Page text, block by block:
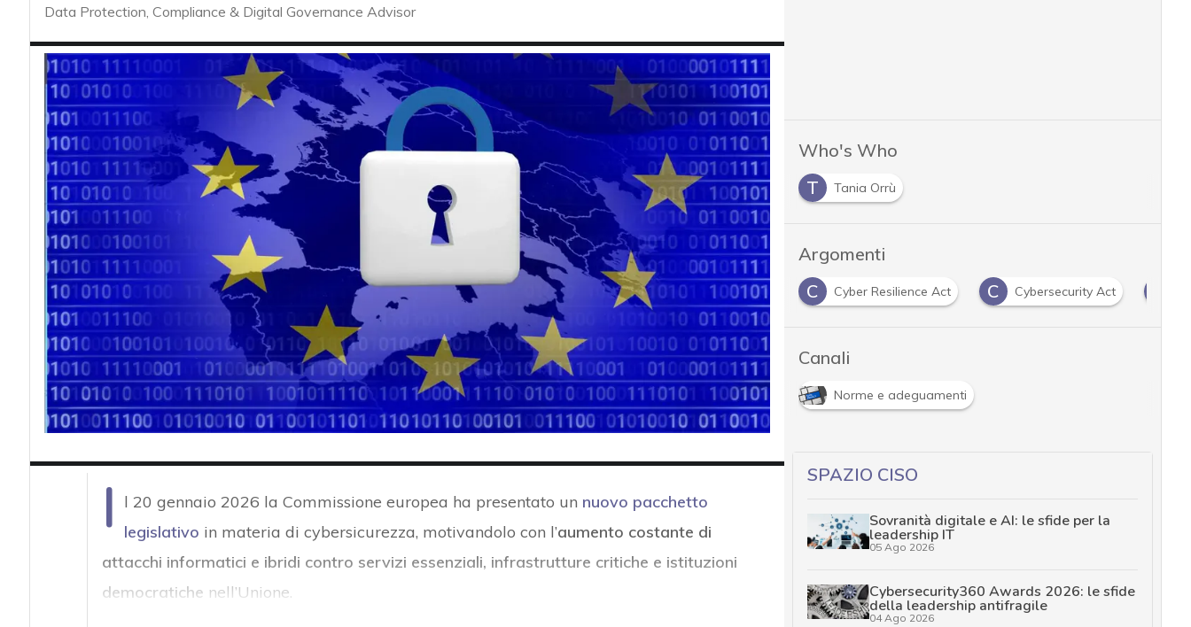
Data Protection, Compliance & Digital Governance Advisor
I l 20 gennaio 2026 la Commissione europea ha presentato un nuovo pacchetto
legislativo in materia di cybersicurezza, motivandolo con l’aumento costante di
attacchi informatici e ibridi contro servizi essenziali, infrastrutture critiche e istituzioni
democratiche nell’Unione.
Who's Who
T
Tania Orrù
Argomenti
A
AI Act C Cyber Resilience Act C Cybersecurity Act
Canali
Norme e adeguamenti
SPAZIO CISO
Sovranità digitale e AI: le sfide per la
leadership IT
05 Ago 2026
Cybersecurity360 Awards 2026: le sfide
della leadership antifragile
04 Ago 2026